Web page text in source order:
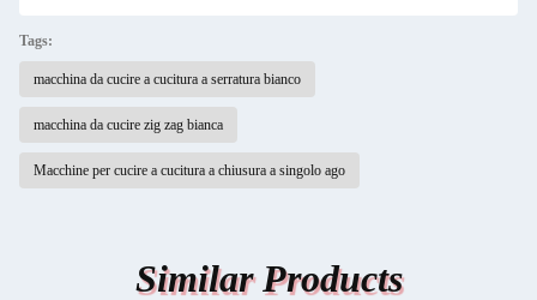
Tags:
macchina da cucire a cucitura a serratura bianco
macchina da cucire zig zag bianca
Macchine per cucire a cucitura a chiusura a singolo ago
Similar Products